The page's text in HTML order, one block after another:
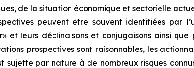
de la situation économique et sectorielle
peuvent être souvent identifiées par
et leurs déclinaisons et conjugaisons ainsi
prospectives sont raisonnables, les
sujette par nature à de nombreux risques